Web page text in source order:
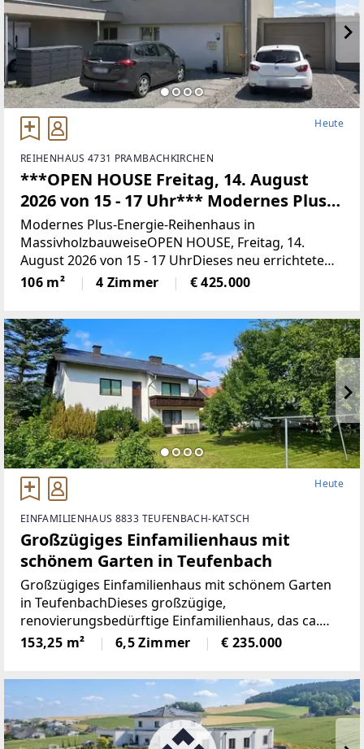
Heute
REIHENHAUS 4731 PRAMBACHKIRCHEN
***OPEN HOUSE Freitag, 14. August
2026 von 15 - 17 Uhr*** Modernes Plus-
Energie-Reihenhaus in
Massivholzbauweise
Modernes Plus-Energie-Reihenhaus in
MassivholzbauweiseOPEN HOUSE, Freitag, 14.
August 2026 von 15 - 17 UhrDieses neu errichtete
Reihenhaus überzeugt durch seine nachhaltige
Bauweise, seine energieeffiziente Haustechnik und
106 m² 4 Zimmer € 425.000
Heute
EINFAMILIENHAUS 8833 TEUFENBACH-KATSCH
Großzügiges Einfamilienhaus mit
schönem Garten in Teufenbach
Großzügiges Einfamilienhaus mit schönem Garten
in TeufenbachDieses großzügige,
renovierungsbedürftige Einfamilienhaus, das ca.
1975 in massiver Ziegelbauweise errichtet wurde,
überzeugt durch seine solide Bausubstanz und das
153,25 m² 6,5 Zimmer € 235.000